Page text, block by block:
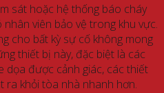
sát hoặc hệ thống báo cháy
viên bảo vệ trong khu vực.
cho bất kỳ sự cố không mong
thiết bị này, đặc biệt là các
dọa được cảnh giác, các thiết
ra khỏi tòa nhà nhanh hơn.